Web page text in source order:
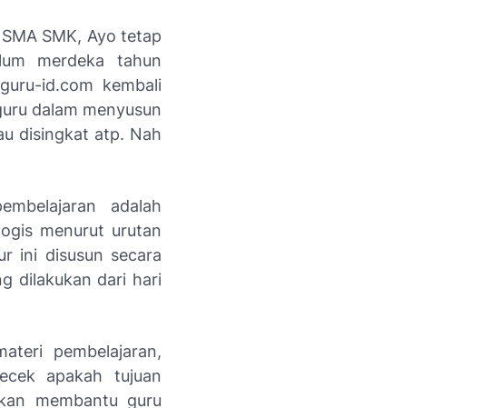
SMK, Ayo tetap
merdeka tahun
id.com kembali
dalam menyusun
disingkat atp. Nah
adalah
menurut urutan
ini disusun secara
dilakukan dari hari
pembelajaran,
apakah tujuan
membantu guru